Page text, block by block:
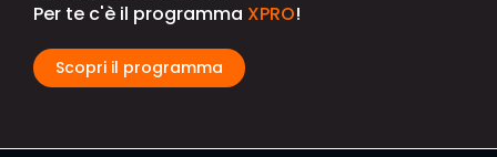
Per te c'è il programma XPRO!
Scopri il programma